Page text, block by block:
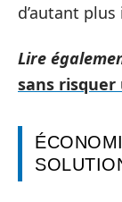
d’autant
Lire
sans